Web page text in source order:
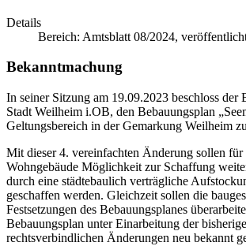
Details
Bereich: Amtsblatt 08/2024,
Bekanntmachung
In seiner Sitzung am 19.09.2023 beschloss der
Stadt Weilheim i.OB, den Bebauungsplan
Geltungsbereich in der Gemarkung Weilheim
Mit dieser 4. vereinfachten Änderung sollen für
Wohngebäude Möglichkeit zur Schaffung
durch eine städtebaulich verträgliche
geschaffen werden. Gleichzeit sollen die
Festsetzungen des Bebauungsplanes
Bebauungsplan unter Einarbeitung der
rechtsverbindlichen Änderungen neu bekannt